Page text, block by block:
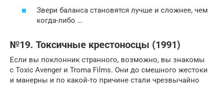
Звери баланса становятся лучше и сложнее, чем
когда-либо …
№19. Токсичные крестоносцы (1991)
Если вы поклонник странного, возможно, вы знакомы
с Toxic Avenger и Troma Films. Они до смешного жестоки
и манерны и по какой-то причине стали чрезвычайно